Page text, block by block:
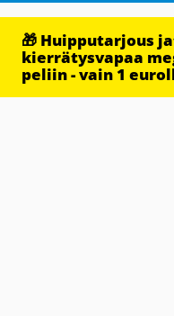
🎁 Huipputarjous
kierrätysvapaa
peliin - vain 1